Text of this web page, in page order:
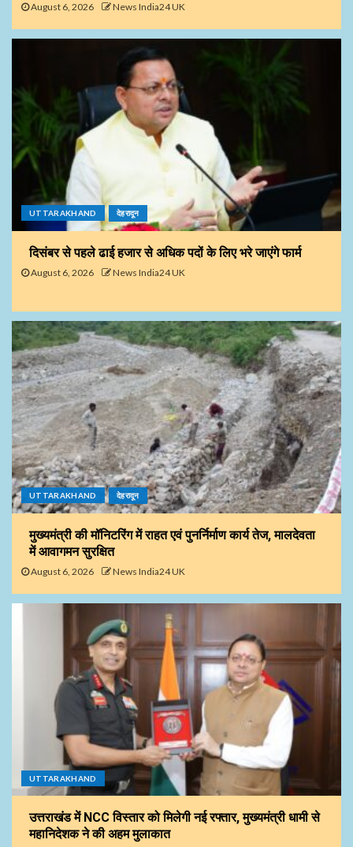
August 6, 2026 News India24 UK
UTTARAKHAND देहरादून
दिसंबर से पहले ढाई हजार से अधिक पदों के लिए भरे जाएंगे फार्म
August 6, 2026 News India24 UK
UTTARAKHAND देहरादून
मुख्यमंत्री की मॉनिटरिंग में राहत एवं पुनर्निर्माण कार्य तेज, मालदेवता
में आवागमन सुरक्षित
August 6, 2026 News India24 UK
UTTARAKHAND
उत्तराखंड में NCC विस्तार को मिलेगी नई रफ्तार, मुख्यमंत्री धामी से
महानिदेशक ने की अहम मुलाकात